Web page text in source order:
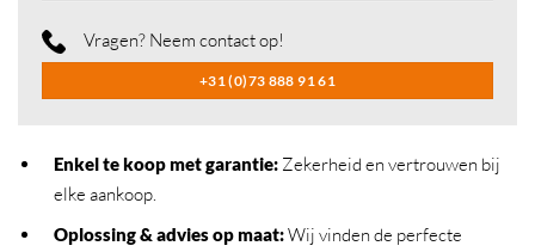
Vragen? Neem contact op!
+31 (0)73 888 91 61
Enkel te koop met garantie:Zekerheid en vertrouwen bij
elke aankoop.
Oplossing & advies op maat:Wij vinden de perfecte